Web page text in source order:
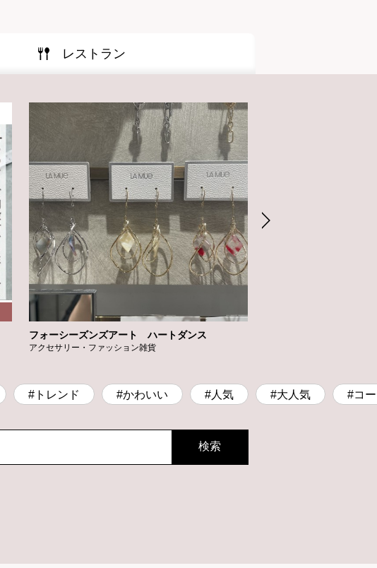
レストラン
フォーシーズンズアート ハートダンス
アクセサリー・ファッション雑貨
#トレンド #かわいい #人気 #大人気 #コ